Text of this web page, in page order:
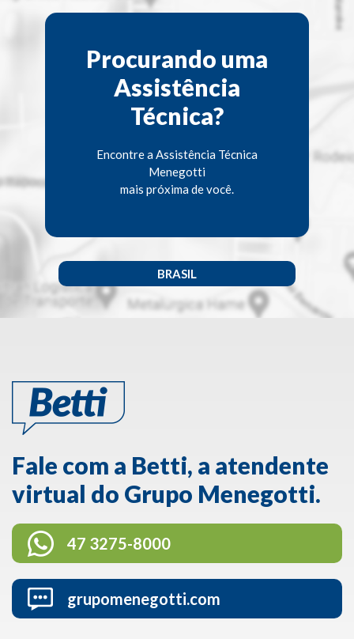
Procurando uma
Assistência
Técnica?
Encontre a Assistência Técnica
Menegotti
mais próxima de você.
BRASIL
Fale com a Betti, a atendente
virtual do Grupo Menegotti.
47 3275-8000
grupomenegotti.com